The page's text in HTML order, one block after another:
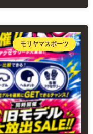
モリヤマスポーツ